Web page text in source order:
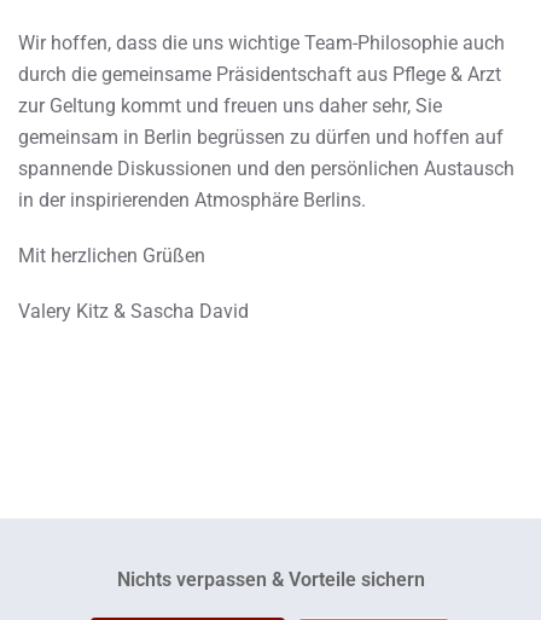
Wir hoffen, dass die uns wichtige Team-Philosophie auch
durch die gemeinsame Präsidentschaft aus Pflege & Arzt
zur Geltung kommt und freuen uns daher sehr, Sie
gemeinsam in Berlin begrüssen zu dürfen und hoffen auf
spannende Diskussionen und den persönlichen Austausch
in der inspirierenden Atmosphäre Berlins.
Mit herzlichen Grüßen
Valery Kitz & Sascha David
Nichts verpassen & Vorteile sichern